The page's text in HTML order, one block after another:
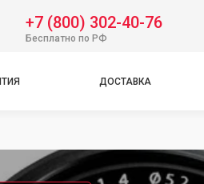
+7 (800) 302-40-76
Бесплатно по РФ
ДОСТАВКА